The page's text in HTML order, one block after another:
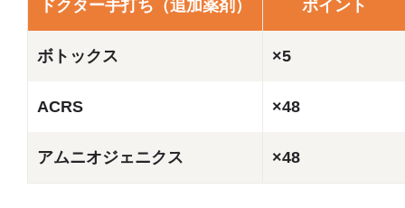
ドクター手打ち（追加薬剤） ポイント
ボトックス ×5
ACRS ×48
アムニオジェニクス ×48